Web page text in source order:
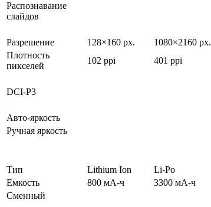
Распознавание
слайдов
Разрешение
128×160 px. 1080×2160 px.
Плотность
пикселей
102 ppi 401 ppi
DCI-P3
Авто-яркость
Ручная яркость
Тип
Lithium Ion Li-Po
Емкость
800 мА-ч 3300 мА-ч
Сменный